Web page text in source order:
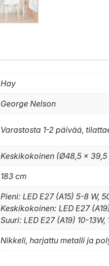
Hay
George Nelson
Varastosta 1-2 päivää,
Keskikokoinen (Ø48,5 x
183 cm
Pieni: LED E27 (A15) 5-8 W,
Keskikokoinen: LED E27
Suuri: LED E27 (A19) 10-
Nikkeli, harjattu metalli ja